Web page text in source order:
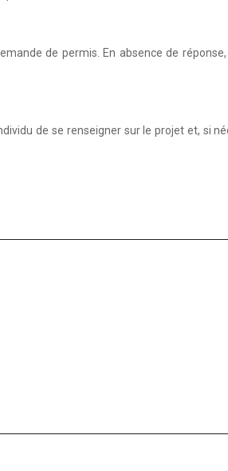
de permis. En absence de
de se renseigner sur le projet et, si